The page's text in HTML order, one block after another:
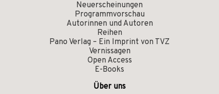
Neuerscheinungen
Programmvorschau
Autorinnen und Autoren
Reihen
Pano Verlag – Ein Imprint von TVZ
Vernissagen
Open Access
E-Books
Über uns